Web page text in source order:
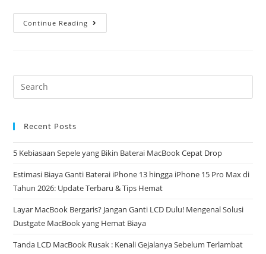
Continue Reading
Recent Posts
5 Kebiasaan Sepele yang Bikin Baterai MacBook Cepat Drop
Estimasi Biaya Ganti Baterai iPhone 13 hingga iPhone 15 Pro Max di
Tahun 2026: Update Terbaru & Tips Hemat
Layar MacBook Bergaris? Jangan Ganti LCD Dulu! Mengenal Solusi
Dustgate MacBook yang Hemat Biaya
Tanda LCD MacBook Rusak : Kenali Gejalanya Sebelum Terlambat